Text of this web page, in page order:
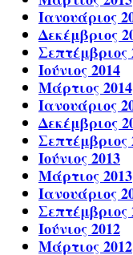
Ιανουάριος
Δεκέμβριος
Σεπτέμβριος
Ιούνιος 2014
Μάρτιος 2014
Ιανουάριος
Δεκέμβριος
Σεπτέμβριος
Ιούνιος 2013
Μάρτιος 2013
Ιανουάριος
Σεπτέμβριος
Ιούνιος 2012
Μάρτιος 2012